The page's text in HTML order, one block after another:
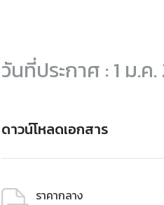
วันที่ประกาศ : 1 ม.ค.
ดาวน์โหลดเอกสาร
ราคากลาง